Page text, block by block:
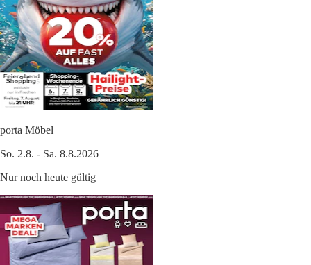
porta Möbel
So. 2.8. - Sa. 8.8.2026
Nur noch heute gültig